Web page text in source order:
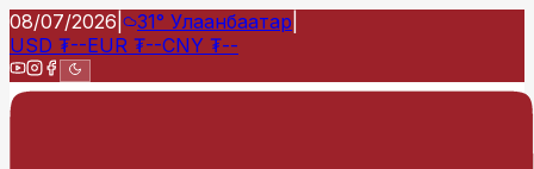
08/07/2026 31° Улаанбаатар
USD ₮--EUR ₮--CNY ₮--